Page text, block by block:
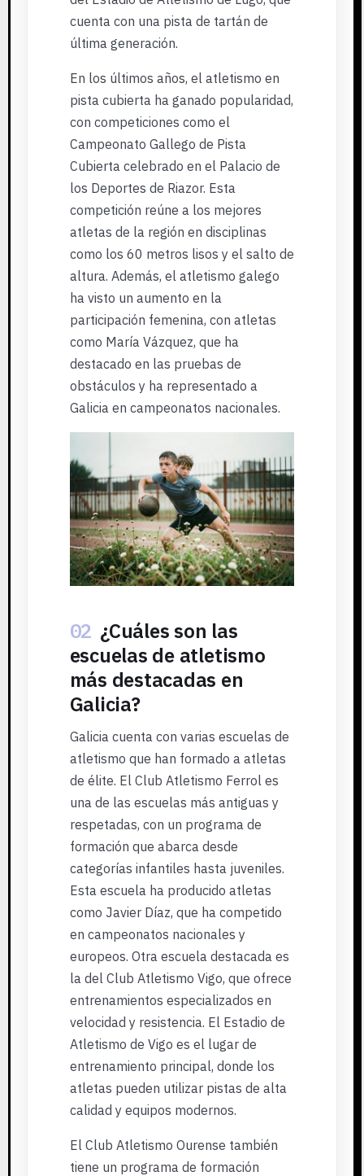
cuenta con una pista de tartán de
última generación.
En los últimos años, el atletismo en
pista cubierta ha ganado popularidad,
con competiciones como el
Campeonato Gallego de Pista
Cubierta celebrado en el Palacio de
los Deportes de Riazor. Esta
competición reúne a los mejores
atletas de la región en disciplinas
como los 60 metros lisos y el salto de
altura. Además, el atletismo galego
ha visto un aumento en la
participación femenina, con atletas
como María Vázquez, que ha
destacado en las pruebas de
obstáculos y ha representado a
Galicia en campeonatos nacionales.
02 ¿Cuáles son las
escuelas de atletismo
más destacadas en
Galicia?
Galicia cuenta con varias escuelas de
atletismo que han formado a atletas
de élite. El Club Atletismo Ferrol es
una de las escuelas más antiguas y
respetadas, con un programa de
formación que abarca desde
categorías infantiles hasta juveniles.
Esta escuela ha producido atletas
como Javier Díaz, que ha competido
en campeonatos nacionales y
europeos. Otra escuela destacada es
la del Club Atletismo Vigo, que ofrece
entrenamientos especializados en
velocidad y resistencia. El Estadio de
Atletismo de Vigo es el lugar de
entrenamiento principal, donde los
atletas pueden utilizar pistas de alta
calidad y equipos modernos.
El Club Atletismo Ourense también
tiene un programa de formación